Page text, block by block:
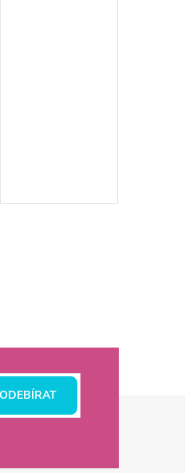
ODEBÍRAT